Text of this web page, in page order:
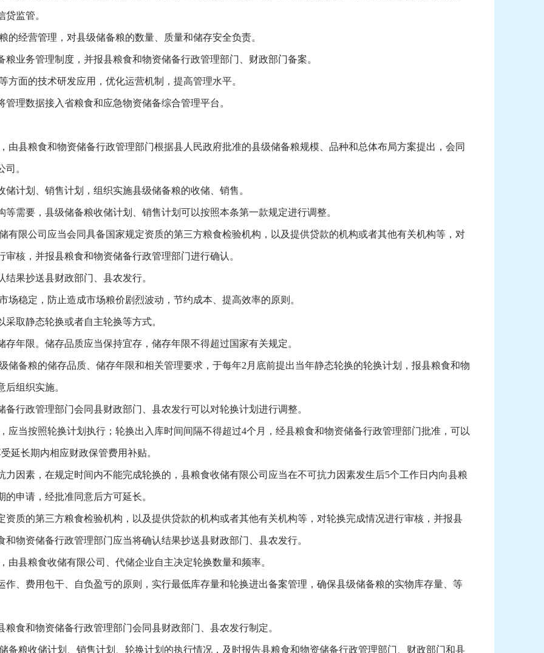
监管。
营管理，对县级储备粮的数量、质量和储存安全负责。
务管理制度，并报县粮食和物资储备行政管理部门、财政部门备案。
的技术研发应用，优化运营机制，提高管理水平。
数据接入省粮食和应急物资储备综合管理平台。
粮食和物资储备行政管理部门根据县人民政府批准的县级储备粮规模、品种和总体布局方案提出，会同
。
划、销售计划，组织实施县级储备粮的收储、销售。
要，县级储备粮收储计划、销售计划可以按照本条第一款规定进行调整。
公司应当会同具备国家规定资质的第三方粮食检验机构，以及提供贷款的机构或者其他有关机构等，对
核，并报县粮食和物资储备行政管理部门进行确认。
抄送县财政部门、县农发行。
定，防止造成市场粮价剧烈波动，节约成本、提高效率的原则。
静态轮换或者自主轮换等方式。
限。储存品质应当保持宜存，储存年限不得超过国家有关规定。
粮的储存品质、储存年限和相关管理要求，于每年2月底前提出当年静态轮换的轮换计划，报县粮食和物
组织实施。
政管理部门会同县财政部门、县农发行可以对轮换计划进行调整。
按照轮换计划执行；轮换出入库时间间隔不得超过4个月，经县粮食和物资储备行政管理部门批准，可以
延长期内相应财政保管费用补贴。
素，在规定时间内不能完成轮换的，县粮食收储有限公司应当在不可抗力因素发生后5个工作日内向县粮
申请，经批准同意后方可延长。
的第三方粮食检验机构，以及提供贷款的机构或者其他有关机构等，对轮换完成情况进行审核，并报县
物资储备行政管理部门应当将确认结果抄送县财政部门、县农发行。
粮食收储有限公司、代储企业自主决定轮换数量和频率。
费用包干、自负盈亏的原则，实行最低库存量和轮换进出备案管理，确保县级储备粮的实物库存量、等
和物资储备行政管理部门会同县财政部门、县农发行制定。
收储计划、销售计划、轮换计划的执行情况，及时报告县粮食和物资储备行政管理部门、财政部门和县